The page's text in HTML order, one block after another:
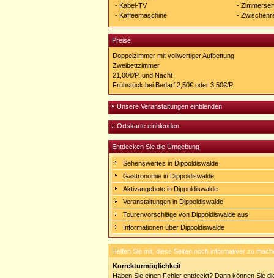
- Kabel-TV
- Kaffeemaschine
-
-
Preise
Doppelzimmer mit vollwertiger Aufbettung
Zweibettzimmer
21,00€/P. und Nacht
Frühstück bei Bedarf 2,50€ oder 3,50€/P.
Unsere Veranstaltungen einblenden
Ortskarte einblenden
Entdecken Sie die Umgebung
Sehenswertes in Dippoldiswalde
Gastronomie in Dippoldiswalde
Aktivangebote in Dippoldiswalde
Veranstaltungen in Dippoldiswalde
Tourenvorschläge von Dippoldiswalde aus
Informationen über Dippoldiswalde
Helfen Sie mit, diese Seiten noch informativer zu
Korrekturmöglichkeit
Haben Sie einen Fehler entdeckt? Dann können Sie